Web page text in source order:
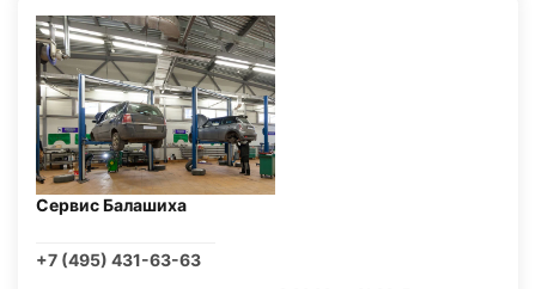
Сервис Балашиха
+7 (495) 431-63-63